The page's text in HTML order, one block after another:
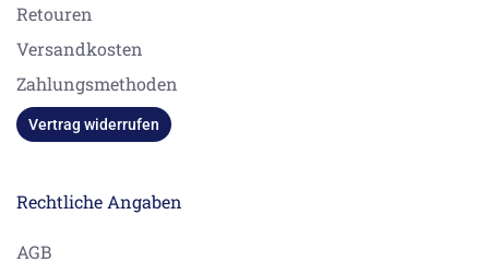
Retouren
Versandkosten
Zahlungsmethoden
Vertrag widerrufen
Rechtliche Angaben
AGB